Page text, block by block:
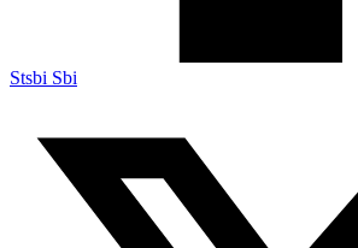
Stsbi Sbi